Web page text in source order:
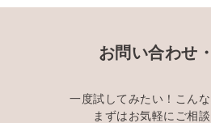
お問い合わせ
一度試してみたい！こん
まずはお気軽にご相談